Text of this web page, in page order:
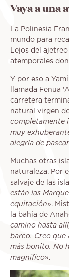
Vaya a una
La Polinesia
mundo para
Lejos del
atemporales
Y por eso a
llamada Fenua
carretera
natural virgen
completamente
muy
alegría de
Muchas otras
naturaleza. Por
salvaje de las
están las
equitación».
la bahía de
camino hasta
barco. Creo que
más bonito. No
magnífico».